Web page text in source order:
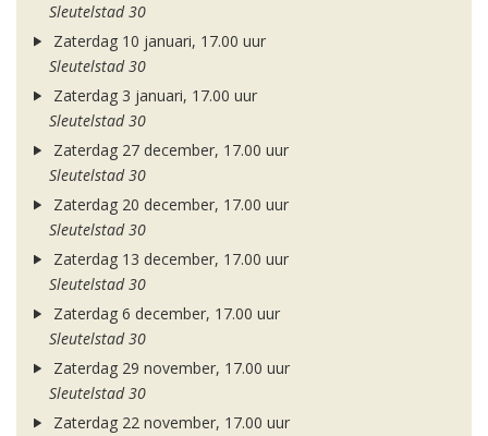
Sleutelstad 30
Zaterdag 10 januari, 17.00 uur
Sleutelstad 30
Zaterdag 3 januari, 17.00 uur
Sleutelstad 30
Zaterdag 27 december, 17.00 uur
Sleutelstad 30
Zaterdag 20 december, 17.00 uur
Sleutelstad 30
Zaterdag 13 december, 17.00 uur
Sleutelstad 30
Zaterdag 6 december, 17.00 uur
Sleutelstad 30
Zaterdag 29 november, 17.00 uur
Sleutelstad 30
Zaterdag 22 november, 17.00 uur